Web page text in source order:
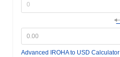
Advanced IROHA to USD Calculator